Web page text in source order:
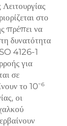
στο
πρέπει να
δυνατότητα
4126-1
για
σε
το 10⁻⁶
οι